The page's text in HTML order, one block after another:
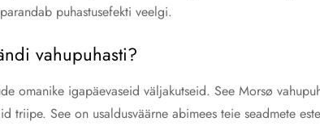
puhastusefekti veelgi.
vahupuhasti?
omanike igapäevaseid väljakutseid. See Morsø
triipe. See on usaldusväärne abimees teie seadmete